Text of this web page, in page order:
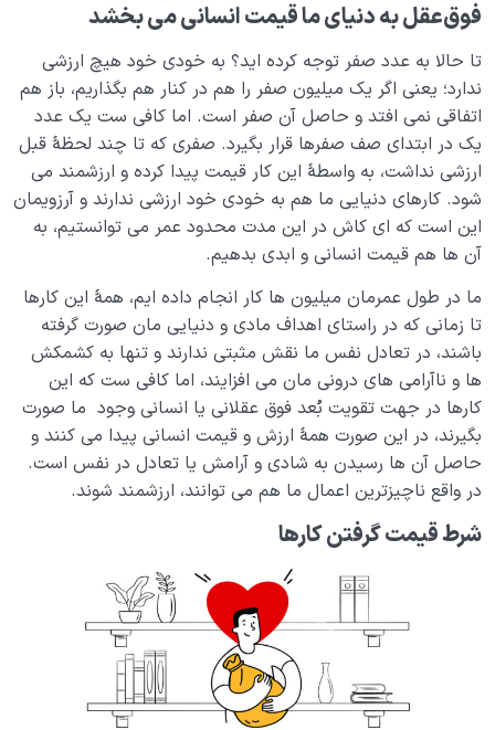
معشوق حقیقی انسان کیست و معنای اله در لا اله الا الله
چیست؟
معنای حب چیست و محبوب حقیقی ما به عنوان یک انسان
کیست؟
اولویت های ما چیست؟ شکل گیری نظام محبتی ما چگونه
اتفاق می افتد؟
ویژگی های نظام محبتی سالم چیست؟ اولویت‌ اول خود را
چگونه انتخاب کنیم؟
عشق حقیقی چیست، انسان عاشق کیست و معشوق انسان
چه کسی است؟
فرماندهی وجود انسان در اختیار کدام بخش قرار دارد؟
خودفراموشی چیست، ریشه‌ها، پیشگیری و درمان آن چگونه
است؟
تفاوت غریزه و فطرت چیست، آیا انسان هم غریزه دارد؟
آیا علتی برای تفاوت انسان با سایر موجودات وجود دارد؟
معصومیت یعنی چه؟ چه دلیلی برای عصمت فرشتگان
وجود دارد؟
اشتراک انسان با سایر موجودات|عاملی برای درک بهتر از
ساختار نفس انسان
فوق‌‌عقلبه دنیای ماقیمت انسانی می‌ بخشد
تا حالا به عدد صفر توجه کرده اید؟ به خودی خود هیچ ارزشی
ندارد؛ یعنی اگر یک میلیون صفر را هم در کنار هم بگذاریم، باز هم
اتفاقی نمی افتد و حاصل آن صفر است. اما کافی ست یک عدد
یک در ابتدای صف صفرها قرار بگیرد. صفری که تا چند لحظۀ قبل
ارزشی نداشت، به واسطۀ این کار قیمت پیدا کرده و ارزشمند می
شود. کارهای دنیایی ما هم به خودی خود ارزشی ندارند و آرزویمان
این است که ای کاش در این مدت محدود عمر می توانستیم، به
آن ها هم قیمت انسانی و ابدی بدهیم.
ما در طول عمرمان میلیون ها کار انجام داده ایم، همۀ این کارها
تا زمانی که در راستای اهداف مادی و دنیایی مان صورت گرفته
باشند، در تعادل نفس ما نقش مثبتی ندارند و تنها به کشمکش
ها و ناآرامی های درونی مان می افزایند، اما کافی ست که این
کارها در جهت تقویت بُعد فوق عقلانی یا انسانی وجود ما صورت
بگیرند، در این صورت همۀ ارزش و قیمت انسانی پیدا می کنند و
حاصل آن ها رسیدن به شادی و آرامش یا تعادل در نفس است.
در واقع ناچیزترین اعمال ما هم می توانند، ارزشمند شوند.
شرط قیمت گرفتن کارها